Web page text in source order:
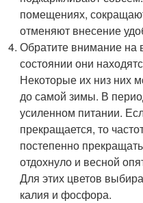
помещениях,
отменяют внесение
Обратите внимание на
состоянии они
Некоторые их низ них
до самой зимы. В
усиленном питании.
прекращается, то
постепенно
отдохнуло и весной
Для этих цветов
калия и фосфора.